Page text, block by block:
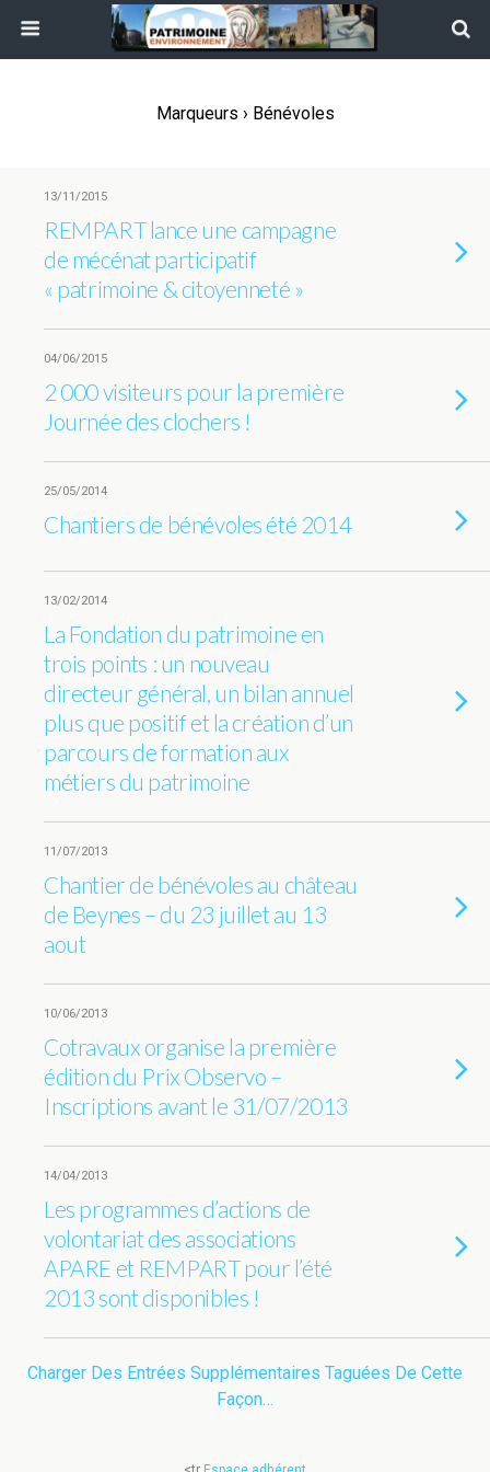
Marqueurs › Bénévoles
13/11/2015
REMPART lance une campagne
de mécénat participatif
« patrimoine & citoyenneté »
04/06/2015
2 000 visiteurs pour la première
Journée des clochers !
25/05/2014
Chantiers de bénévoles été 2014
13/02/2014
La Fondation du patrimoine en
trois points : un nouveau
directeur général, un bilan annuel
plus que positif et la création d’un
parcours de formation aux
métiers du patrimoine
11/07/2013
Chantier de bénévoles au château
de Beynes – du 23 juillet au 13
aout
10/06/2013
Cotravaux organise la première
édition du Prix Observo –
Inscriptions avant le 31/07/2013
14/04/2013
Les programmes d’actions de
volontariat des associations
APARE et REMPART pour l’été
2013 sont disponibles !
Charger Des Entrées Supplémentaires Taguées De Cette
Façon…